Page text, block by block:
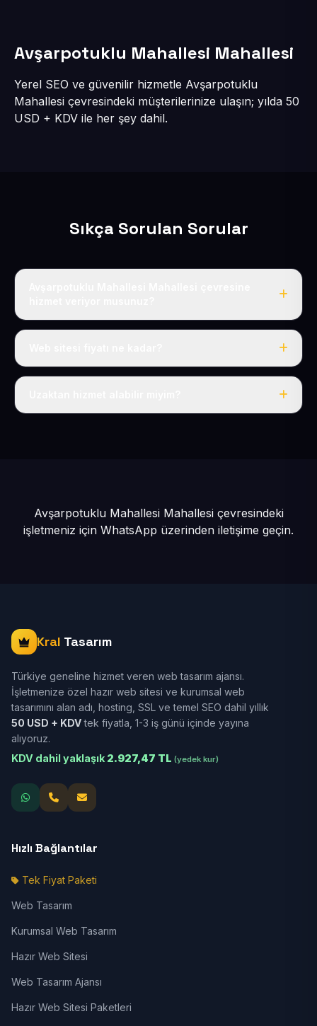
Avşarpotuklu Mahallesi Mahallesi
Yerel SEO ve güvenilir hizmetle Avşarpotuklu
Mahallesi çevresindeki müşterilerinize ulaşın; yılda 50
USD + KDV ile her şey dahil.
Sıkça Sorulan Sorular
Evet, Avşarpotuklu Mahallesi dahil tüm Pınarbaşı ve
Tek fiyat: yılda 50 USD + KDV, her şey dahil.
Avşarpotuklu Mahallesi Mahallesi çevresindeki
işletmeniz için WhatsApp üzerinden iletişime geçin.
Kral Tasarım
Türkiye geneline hizmet veren web tasarım ajansı.
İşletmenize özel hazır web sitesi ve kurumsal web
tasarımını alan adı, hosting, SSL ve temel SEO dahil yıllık
50 USD + KDVtek fiyatla, 1-3 iş günü içinde yayına
alıyoruz.
KDV dahil yaklaşık 2.927,47 TL (yedek kur)
Hızlı Bağlantılar
Tek Fiyat Paketi
Web Tasarım
Kurumsal Web Tasarım
Hazır Web Sitesi
Web Tasarım Ajansı
Hazır Web Sitesi Paketleri